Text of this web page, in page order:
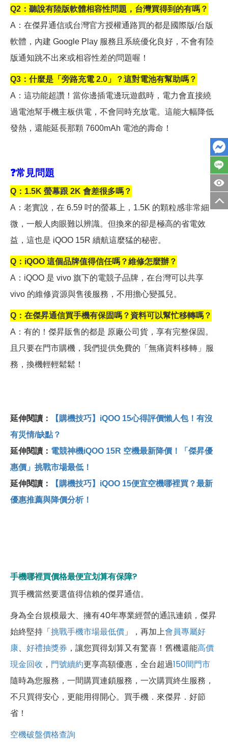
Q2 ：聽說有陸版軟體相容性問題，台灣買得到的有嗎？
A ：在傑昇通信或台灣官方授權通路買的都是國際版/台版
軟體，內建 Google Play 服務且系統優化良好，不會有陸
版通知跳不出來或相容性差的問題喔！
Q3 ：什麼是「旁路充電 2.0」？這對電池有幫助嗎？
A ：這功能超讚！當你邊插電邊玩遊戲時，電力會直接繞
過電池幫手機主板供電，不會同時充放電。這能大幅降低
發熱，還能延長那顆 7600mAh 電池的壽命！
❓常見問題
Q ：1.5K 螢幕跟 2K 會差很多嗎？
A ：老實說，在 6.59 吋的螢幕上，1.5K 的顆粒感非常細
微，一般人肉眼難以辨識。但換來的卻是極高的省電效
益，這也是 iQOO 15R 續航這麼猛的秘密。
Q ：iQOO 這個品牌值得信任嗎？維修怎麼辦？
A ：iQOO 是 vivo 旗下的電競子品牌，在台灣可以共享
vivo 的維修資源與售後服務，不用擔心變孤兒。
Q ：在傑昇通信買手機有保固嗎？資料可以幫忙移轉嗎？
A ：有的！傑昇販售的都是 原廠公司貨，享有完整保固。
且只要在門市購機，我們提供免費的「無痛資料移轉」服
務，換機輕輕鬆鬆！
延伸閱讀：
【購機技巧】iQOO 15心得評價懶人包！有沒
有災情/缺點？
延伸閱讀： 電競神機iQOO 15R 空機最新降價！「傑昇優
惠價」挑戰市場最低！
延伸閱讀：
【購機技巧】iQOO 15便宜空機哪裡買？最新
優惠推薦與降價分析！
手機哪裡買價格最便宜划算有保障?
買手機當然要選值得信賴的傑昇通信。
身為全台規模最大、擁有40年專業經營的通訊連鎖，傑昇
始終堅持「挑戰手機市場最低價 」，再加上會員專屬好
康、 好禮抽獎券 ，讓您買得划算又有驚喜！舊機還能高價
現金回收 ， 門號續約更享高額優惠，全台超過150間門市
隨時為您服務，一間購買連鎖服務，一次購買終生服務，
不只買得安心，更能用得開心。買手機．來傑昇．好節
省！
空機破盤價格查詢